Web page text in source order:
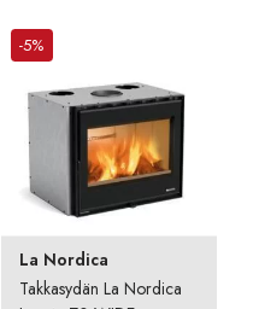
-5%
La Nordica
Takkasydän La Nordica